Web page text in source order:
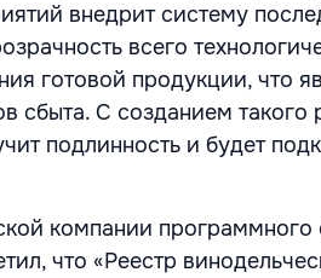
внедрит систему
всего
готовой продукции, что
сбыта. С созданием такого
подлинность и будет
компании программного
что «Реестр